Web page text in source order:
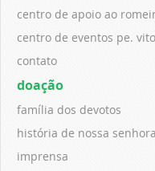
centro de apoio ao
centro de eventos pe.
contato
doação
família dos devotos
história de nossa senhora
imprensa